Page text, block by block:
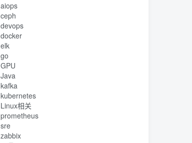
aiops
ceph
devops
docker
elk
go
GPU
Java
kafka
kubernetes
Linux相关
prometheus
sre
zabbix